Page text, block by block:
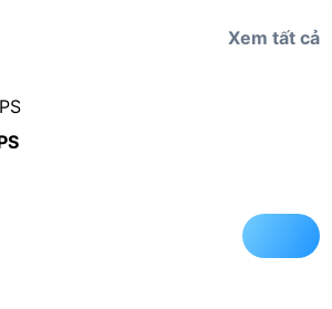
Xem tất cả